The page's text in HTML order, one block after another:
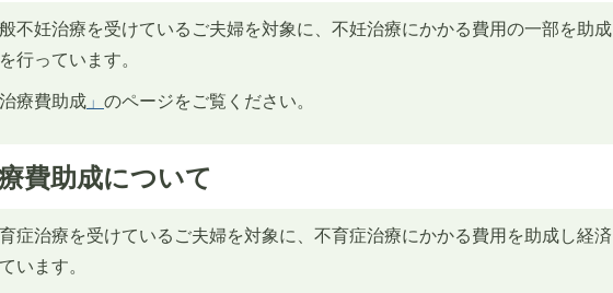
不妊治療を受けているご夫婦を対象に、不妊治療にかかる費用の一部を助成
行っています。
療費助成 」 のページをご覧ください。
費助成について
症治療を受けているご夫婦を対象に、不育症治療にかかる費用を助成し経済
います。